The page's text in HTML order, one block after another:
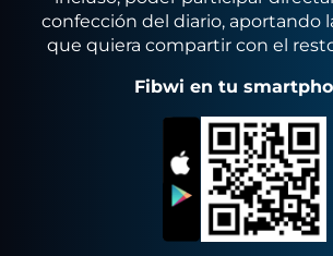
confección del diario, aportando
que quiera compartir con el
Fibwi en tu